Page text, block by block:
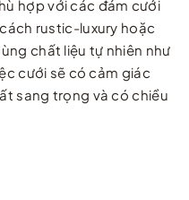
hợp với các đám cưới
rustic-luxury hoặc
chất liệu tự nhiên như
cưới sẽ có cảm giác
sang trọng và có chiều